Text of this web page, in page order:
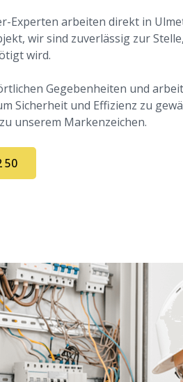
Experten arbeiten direkt in
wir sind zuverlässig zur
wird.
Gegebenheiten und
Sicherheit und Effizienz zu
unserem Markenzeichen.
50